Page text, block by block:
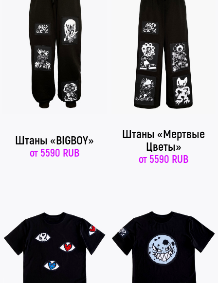
Штаны «BIGBOY»
от 5590 RUB
Штаны «Мертвые
Цветы»
от 5590 RUB